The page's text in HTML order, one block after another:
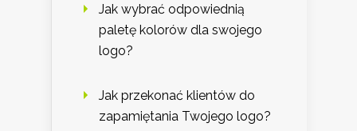
Jak wybrać odpowiednią
paletę kolorów dla swojego
logo?
Jak przekonać klientów do
zapamiętania Twojego logo?